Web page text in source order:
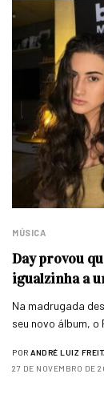
MÚSICA
Day provou
igualzinha a
Na madrugada
seu novo álbum,
POR ANDRÉ LUIZ
27 DE NOVEMBRO DE